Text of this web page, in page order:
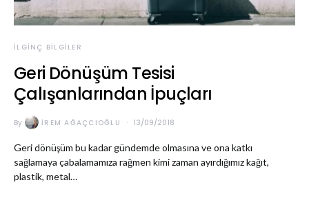
İLGINÇ BILGILER
Geri Dönüşüm Tesisi
Çalışanlarından İpuçları
By İREM AĞAÇCIOĞLU 13/09/2018
Geri dönüşüm bu kadar gündemde olmasına ve ona katkı
sağlamaya çabalamamıza rağmen kimi zaman ayırdığımız kağıt,
plastik, metal…